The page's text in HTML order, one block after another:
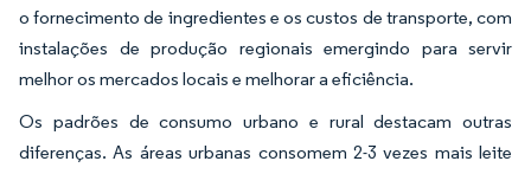
o fornecimento de ingredientes e os custos de transporte, com
instalações de produção regionais emergindo para servir
melhor os mercados locais e melhorar a eficiência.
Os padrões de consumo urbano e rural destacam outras
diferenças. As áreas urbanas consomem 2-3 vezes mais leite